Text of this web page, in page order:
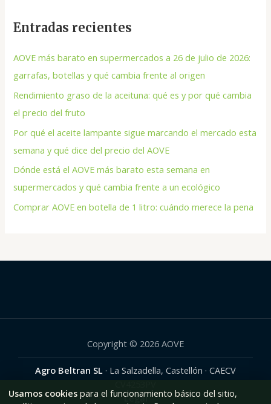
Entradas recientes
AOVE más barato en supermercados a 26 de julio de 2026:
garrafas, botellas y qué cambia frente al origen
Rendimiento graso de la aceituna: qué es y por qué cambia
el precio del fruto
Por qué el aceite lampante sigue marcando el mercado esta
semana y qué dice del precio del AOVE
Dónde está el AOVE más barato esta semana en
supermercados y qué cambia frente a un ecológico
Comprar AOVE en botella de 1 litro: cuándo merece la pena
Copyright © 2026 AOVE
Agro Beltran SL · La Salzadella, Castellón · CAECV
CV4253PV
Legal
Usamos cookies para el funcionamiento básico del sitio,